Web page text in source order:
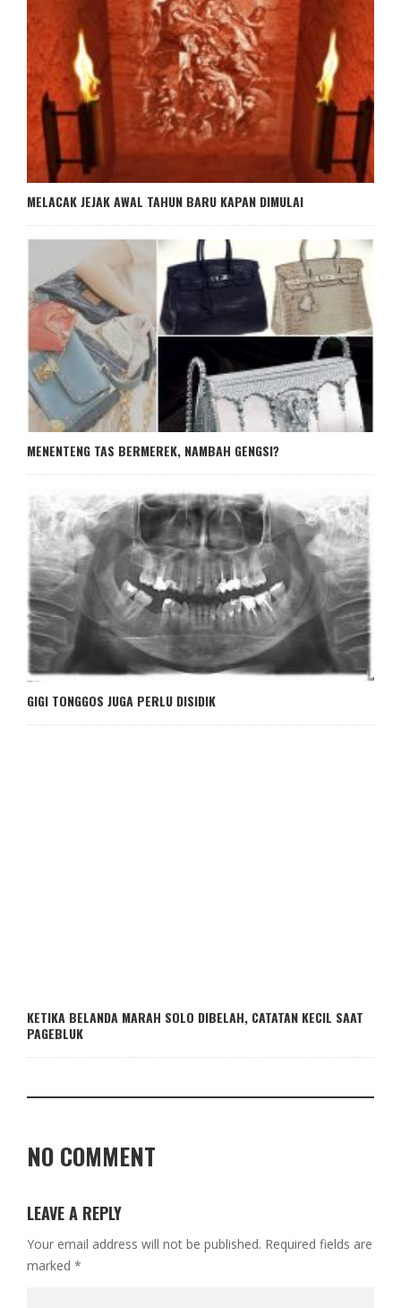
MELACAK JEJAK AWAL TAHUN BARU KAPAN DIMULAI
MENENTENG TAS BERMEREK, NAMBAH GENGSI?
GIGI TONGGOS JUGA PERLU DISIDIK
KETIKA BELANDA MARAH SOLO DIBELAH, CATATAN KECIL SAAT
PAGEBLUK
NO COMMENT
LEAVE A REPLY
Your email address will not be published. Required fields are
marked *